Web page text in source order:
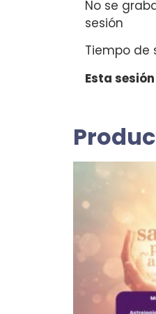
No se
sesión
Tiempo de
Esta